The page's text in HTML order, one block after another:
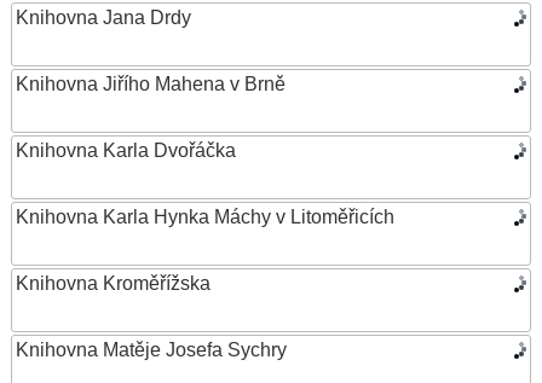
Knihovna Jana Drdy
Knihovna Jiřího Mahena v Brně
Knihovna Karla Dvořáčka
Knihovna Karla Hynka Máchy v Litoměřicích
Knihovna Kroměřížska
Knihovna Matěje Josefa Sychry